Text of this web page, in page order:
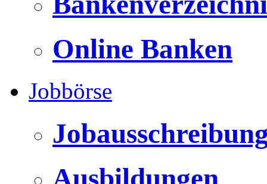
Online Banken
Jobbörse